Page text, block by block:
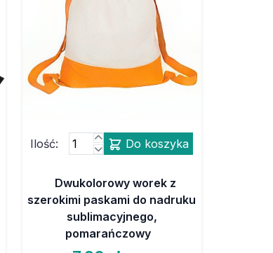
Ilość: Do koszyka
Dwukolorowy worek z
szerokimi paskami do nadruku
sublimacyjnego,
pomarańczowy